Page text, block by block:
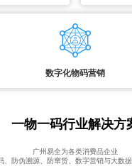
数字化物码营销
一物一码行业解决方
广州易全为各类消费品企业
、防伪溯源、防窜货、数字营销与大数据